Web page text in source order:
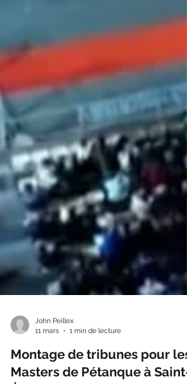
11 mars
1 min de lecture
Montage de tribunes pour les